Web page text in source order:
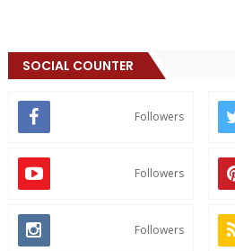
SOCIAL COUNTER
Followers
Followers
Followers